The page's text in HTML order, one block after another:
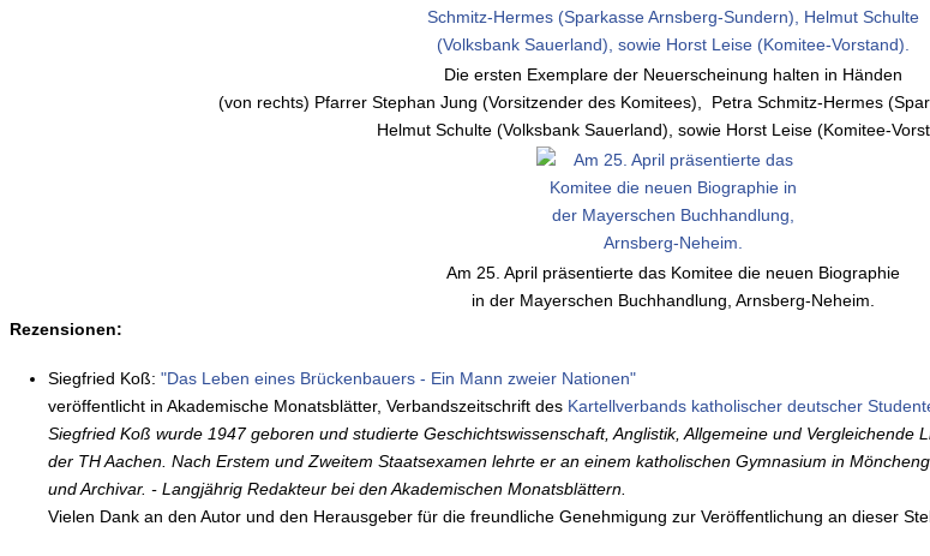
Die ersten Exemplare der Neuerscheinung halten in Händen
(von rechts) Pfarrer Stephan Jung (Vorsitzender des Komitees), Petra Schmitz-Hermes
Helmut Schulte (Volksbank Sauerland), sowie Horst Leise (Komitee-
Am 25. April präsentierte das Komitee die neuen Biographie
in der Mayerschen Buchhandlung, Arnsberg-Neheim.
Rezensionen:
Siegfried Koß: "Das Leben eines Brückenbauers - Ein Mann zweier Nationen"
veröffentlicht in Akademische Monatsblätter, Verbandszeitschrift des Kartellverbands katholischer deutscher
Siegfried Koß wurde 1947 geboren und studierte Geschichtswissenschaft, Anglistik, Allgemeine und Vergleichende
der TH Aachen. Nach Erstem und Zweitem Staatsexamen lehrte er an einem katholischen Gymnasium in
und Archivar. - Langjährig Redakteur bei den Akademischen Monatsblättern.
Vielen Dank an den Autor und den Herausgeber für die freundliche Genehmigung zur Veröffentlichung an dieser